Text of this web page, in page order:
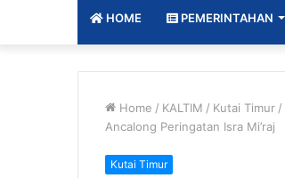
HOME PEMERINTAHAN
Home / KALTIM / Kutai Timur /
Ancalong Peringatan Isra Mi’raj
Kutai Timur